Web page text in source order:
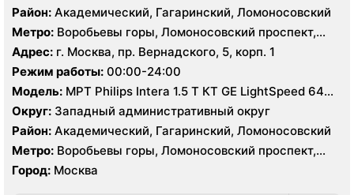
Район: Академический, Гагаринский, Ломоносовский
Метро: Воробьевы горы, Ломоносовский проспект,
Университет
Адрес:
г. Москва, пр. Вернадского, 5, корп. 1
Режим работы: 00:00-24:00
Модель: МРТ Philips Intera 1.5 T КТ GE LightSpeed 64
среза, УЗИ Philips HD15
Округ: Западный административный округ
Район: Академический, Гагаринский, Ломоносовский
Метро: Воробьевы горы, Ломоносовский проспект,
Университет
Город: Москва